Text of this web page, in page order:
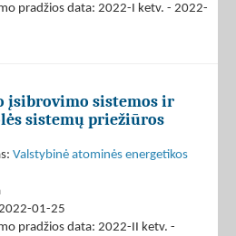
pradžios data: 2022-I ketv. - 2022-
įsibrovimo sistemos ir
sistemų priežiūros
Valstybinė atominės energetikos
01-25
pradžios data: 2022-II ketv. -